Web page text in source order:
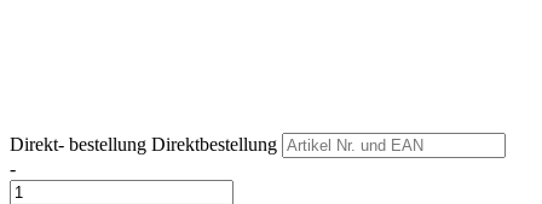
Direkt- bestellung Direktbestellung
-